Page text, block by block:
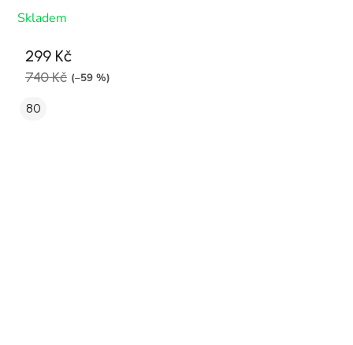
Skladem
299 Kč
740 Kč (–59 %)
80